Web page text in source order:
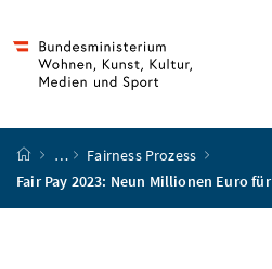
Startseite
…
Fairness Prozess
Fair Pay 2023: Neun Millionen Euro